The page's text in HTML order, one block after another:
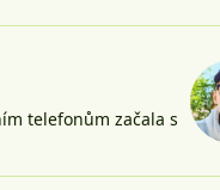
telefonům začala s